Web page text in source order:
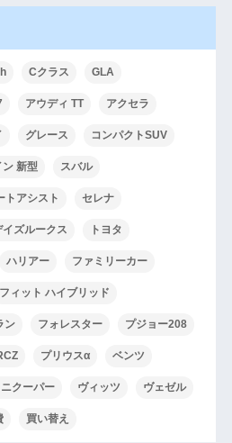
Cクラス GLA
アウディ TT アクセラ
グレース コンパクトSUV
ン 新型 スバル
トアシスト セレナ
イズルークス トヨタ
ハリアー ファミリーカー
フィット ハイブリッド
ン フォレスター プジョー208
プリウスα ベンツ
ニクーパー ヴィッツ ヴェゼル
買い替え